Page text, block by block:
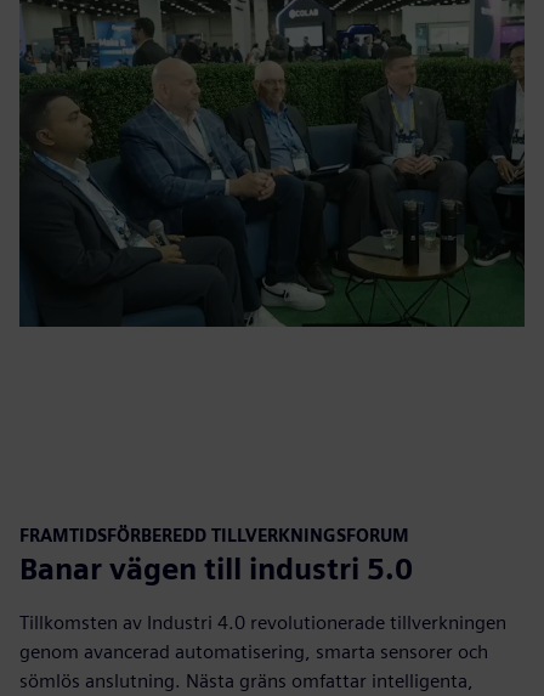
FRAMTIDSFÖRBEREDD TILLVERKNINGSFORUM
Banar vägen till industri 5.0
Tillkomsten av Industri 4.0 revolutionerade tillverkningen
genom avancerad automatisering, smarta sensorer och
sömlös anslutning. Nästa gräns omfattar intelligenta,